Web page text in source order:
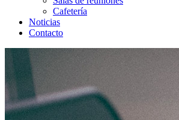
Cafetería
Noticias
Contacto